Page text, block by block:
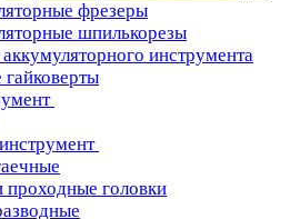
фрезеры
шпилькорезы
инструмента
гайковерты
головки